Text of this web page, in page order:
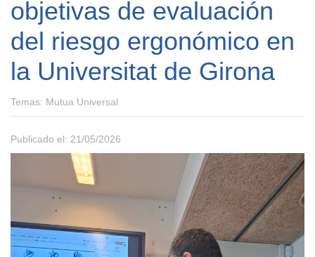
objetivas de evaluación
del riesgo ergonómico en
la Universitat de Girona
Temas: Mutua Universal
Publicado el: 21/05/2026